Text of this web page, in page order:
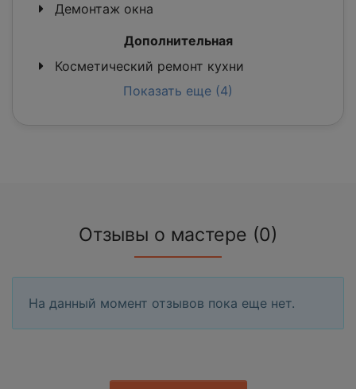
Демонтаж окна
Дополнительная
Косметический ремонт кухни
Показать еще (4)
Отзывы о мастере (0)
На данный момент отзывов пока еще нет.